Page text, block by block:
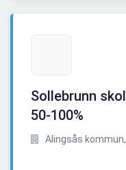
Sollebrunn
50-100%
Alingsås